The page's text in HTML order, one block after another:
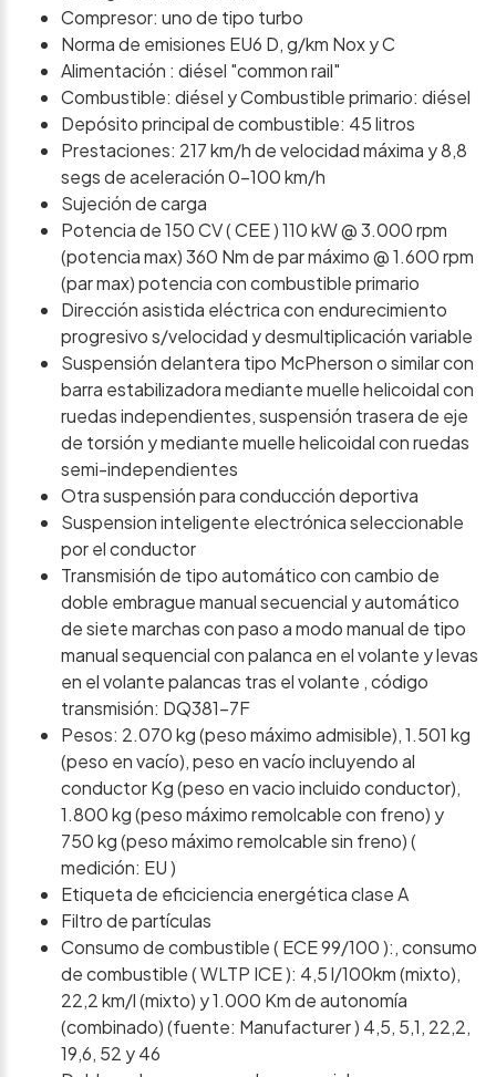
Compresor: uno de tipo turbo
Norma de emisiones EU6 D, g/km Nox y C
Alimentación : diésel "common rail"
Combustible: diésel y Combustible primario: diésel
Depósito principal de combustible: 45 litros
Prestaciones: 217 km/h de velocidad máxima y 8,8
segs de aceleración 0-100 km/h
Sujeción de carga
Potencia de 150 CV ( CEE ) 110 kW @ 3.000 rpm
(potencia max) 360 Nm de par máximo @ 1.600 rpm
(par max) potencia con combustible primario
Dirección asistida eléctrica con endurecimiento
progresivo s/velocidad y desmultiplicación variable
Suspensión delantera tipo McPherson o similar con
barra estabilizadora mediante muelle helicoidal con
ruedas independientes, suspensión trasera de eje
de torsión y mediante muelle helicoidal con ruedas
semi-independientes
Otra suspensión para conducción deportiva
Suspension inteligente electrónica seleccionable
por el conductor
Transmisión de tipo automático con cambio de
doble embrague manual secuencial y automático
de siete marchas con paso a modo manual de tipo
manual sequencial con palanca en el volante y levas
en el volante palancas tras el volante , código
transmisión: DQ381-7F
Pesos: 2.070 kg (peso máximo admisible), 1.501 kg
(peso en vacío), peso en vacío incluyendo al
conductor Kg (peso en vacio incluido conductor),
1.800 kg (peso máximo remolcable con freno) y
750 kg (peso máximo remolcable sin freno) (
medición: EU )
Etiqueta de eficiciencia energética clase A
Filtro de partículas
Consumo de combustible ( ECE 99/100 ):, consumo
de combustible ( WLTP ICE ): 4,5 l/100km (mixto),
22,2 km/l (mixto) y 1.000 Km de autonomía
(combinado) (fuente: Manufacturer ) 4,5, 5,1, 22,2,
19,6, 52 y 46